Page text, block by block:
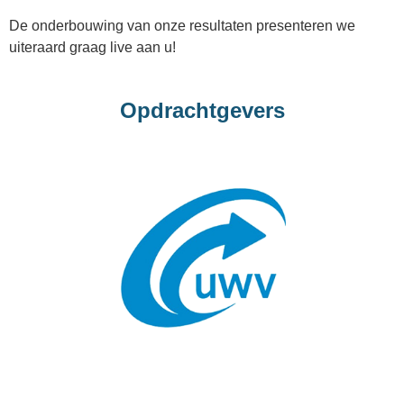
De onderbouwing van onze resultaten presenteren we
uiteraard graag live aan u!
Opdrachtgevers